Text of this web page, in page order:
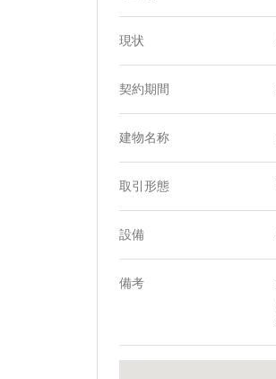
現状
契約期間
建物名称
取引形態
設備
備考